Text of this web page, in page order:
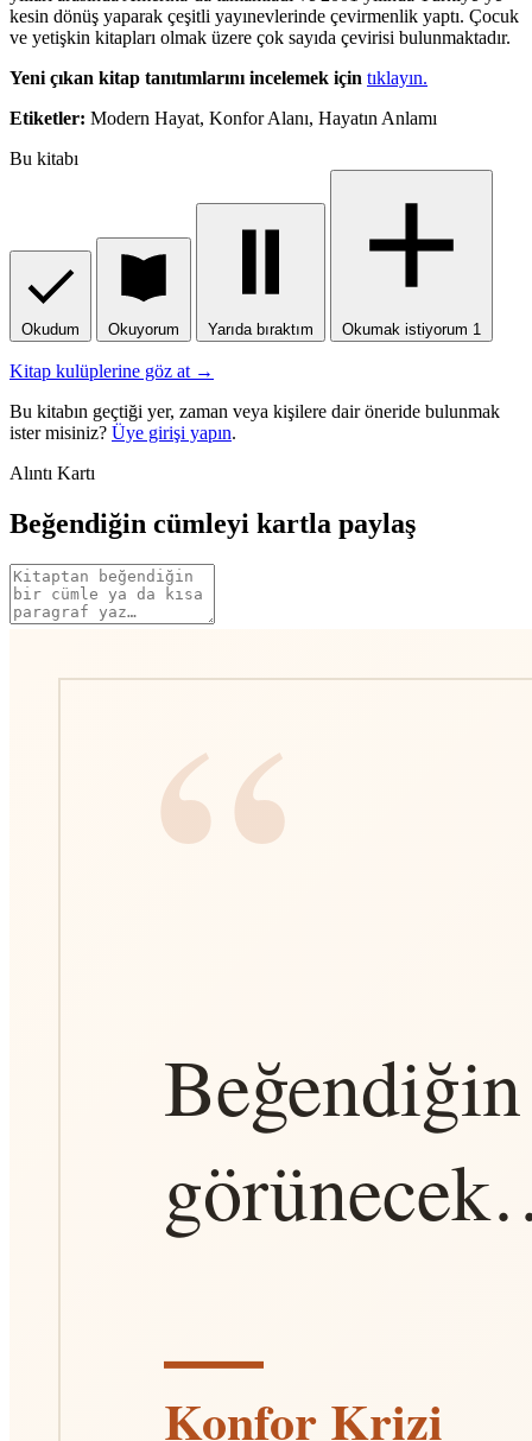
kesin dönüş yaparak çeşitli yayınevlerinde çevirmenlik yaptı. Çocuk
ve yetişkin kitapları olmak üzere çok sayıda çevirisi bulunmaktadır.
Yeni çıkan kitap tanıtımlarını incelemek için tıklayın.
Etiketler: Modern Hayat, Konfor Alanı, Hayatın Anlamı
Bu kitabı
Okudum Okuyorum Yarıda bıraktım Okumak istiyorum 1
Kitap kulüplerine göz at →
Bu kitabın geçtiği yer, zaman veya kişilere dair öneride bulunmak
ister misiniz? Üye girişi yapın.
Alıntı Kartı
Beğendiğin cümleyi kartla paylaş
Alıntı
metni